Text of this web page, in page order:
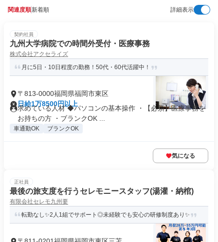
関連度順新着順 詳細表示
契約社員
九州大学病院での時間外受付・医療事務
株式会社アクセライズ
月に5日・10日程度の勤務！50代・60代活躍中！
〒813-0000福岡県福岡市東区
日給1万8500円以上
求めている人材 ◆パソコンの基本操作 ・【必須】医療事務を
お持ちの方 ・ブランクOK ...
車通勤OK ブランクOK
気になる
正社員
最後の旅支度を行うセレモニースタッフ(湯灌・納棺)
有限会社セレモ九州要
転勤なし✨2人1組でサポート◎未経験でも安心の研修制度あり✨